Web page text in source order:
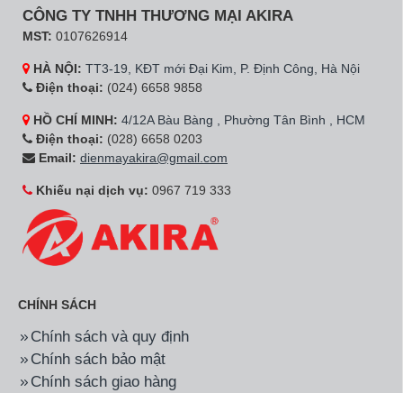
CÔNG TY TNHH THƯƠNG MẠI AKIRA
MST: 0107626914
HÀ NỘI: TT3-19, KĐT mới Đại Kim, P. Định Công, Hà Nội
Điện thoại: (024) 6658 9858
HỒ CHÍ MINH: 4/12A Bàu Bàng , Phường Tân Bình , HCM
Điện thoại: (028) 6658 0203
Email: dienmayakira@gmail.com
Khiếu nại dịch vụ: 0967 719 333
CHÍNH SÁCH
Chính sách và quy định
Chính sách bảo mật
Chính sách giao hàng